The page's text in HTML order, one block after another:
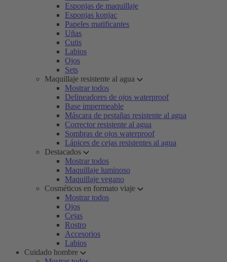
Esponjas de maquillaje
Esponjas konjac
Papeles matificantes
Uñas
Cutis
Labios
Ojos
Sets
Maquillaje resistente al agua
Mostrar todos
Delineadores de ojos waterproof
Base impermeable
Máscara de pestañas resistente al agua
Corrector resistente al agua
Sombras de ojos waterproof
Lápices de cejas resistentes al agua
Destacados
Mostrar todos
Maquillaje luminoso
Maquillaje vegano
Cosméticos en formato viaje
Mostrar todos
Ojos
Cejas
Rostro
Accesorios
Labios
Cuidado hombre